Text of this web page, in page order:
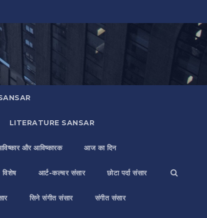
LITERATURE SANSAR
और आविष्कारक आज का दिन
विशेष आर्ट-कल्चर संसार छोटा पर्दा संसार
सिने संगीत संसार संगीत संसार